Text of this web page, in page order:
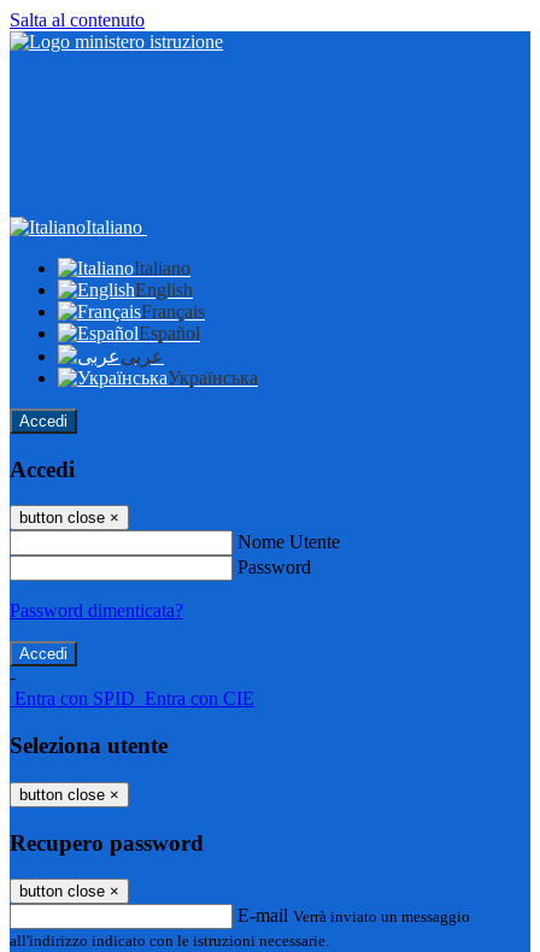
Salta al contenuto
Italiano
Italiano
English
Français
Español
عربى
Українська
Accedi
Accedi
button close ×
Nome Utente
Password
Password dimenticata?
-
Entra con SPID Entra con CIE
Seleziona utente
button close ×
Recupero password
button close ×
E-mail Verrà inviato un messaggio
all'indirizzo indicato con le istruzioni necessarie.